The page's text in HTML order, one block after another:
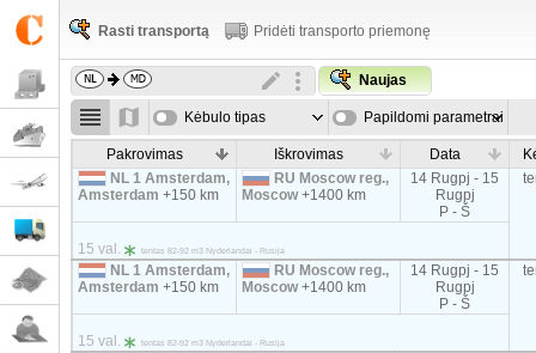
Rasti transportą Pridėti transporto priemonę
Naujas
Kėbulo tipas Papildomi parametrai
Pakrovimas Iškrovimas Data
NL 1 Amsterdam,
Amsterdam+150 km
RU Moscow reg.,
Moscow+1400 km
14 Rugpj - 15
Rugpj
P - Š
15 val. tentas 82-92 m3 Nyderlandai - Rusija
NL 1 Amsterdam,
Amsterdam+150 km
RU Moscow reg.,
Moscow+1400 km
14 Rugpj - 15
Rugpj
P - Š
15 val. tentas 82-92 m3 Nyderlandai - Rusija